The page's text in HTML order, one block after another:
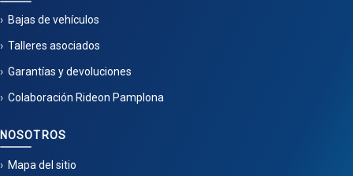
Bajas de vehículos
Talleres asociados
Garantías y devoluciones
Colaboración Rideon Pamplona
NOSOTROS
Mapa del sitio